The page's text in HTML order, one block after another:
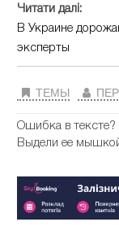
Читати далі:
В Украине
эксперты
ТЕМЫ
Ошибка в тексте?
Выдели ее